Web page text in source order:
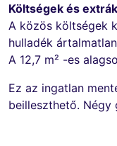
Költségek és
A közös költségek
hulladék
A 12,7 m² -es
Ez az ingatlan
beilleszthető. Négy